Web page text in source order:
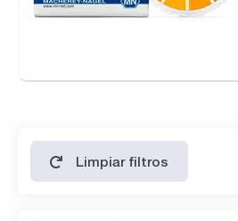
Limpiar filtros